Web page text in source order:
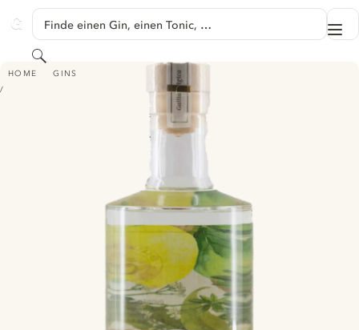
GINVENTORY
Finde einen Gin, einen Tonic, …
Suchen
HOME GINS
OROLAUNUM VICUS